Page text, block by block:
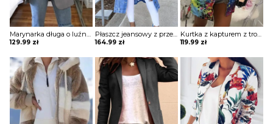
Marynarka długa o luźnym kroju z kieszeniami
129.99 zł
Płaszcz jeansowy z przetarciami
164.99 zł
Kurtka z kapturem z troczkami
119.99 zł